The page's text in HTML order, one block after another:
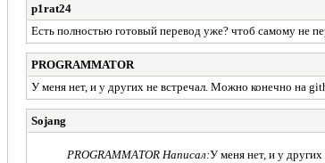
p1rat24
Есть полностью готовый перевод уже? чтоб самому не
PROGRAMMATOR
У меня нет, и у других не встречал. Можно конечно на
Sojang
PROGRAMMATOR Написал:У меня нет, и у